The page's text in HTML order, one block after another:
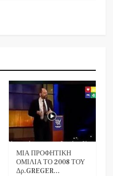
ΜΙΑ ΠΡΟΦΗΤΙΚΗ
ΟΜΙΛΙΑ ΤΟ 2008 ΤΟΥ
Δρ.GREGER…